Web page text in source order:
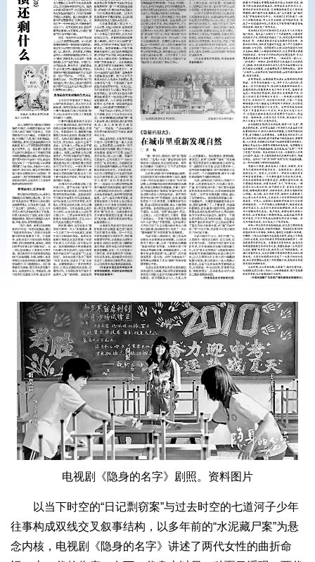
电视剧《隐身的名字》剧照。资料图片
以当下时空的“日记剽窃案”与过去时空的七道河子少年
往事构成双线交叉叙事结构，以多年前的“水泥藏尸案”为悬
念内核，电视剧《隐身的名字》讲述了两代女性的曲折命